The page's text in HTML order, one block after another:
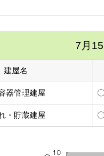
7月
建屋名
器管理建屋
・貯蔵建屋